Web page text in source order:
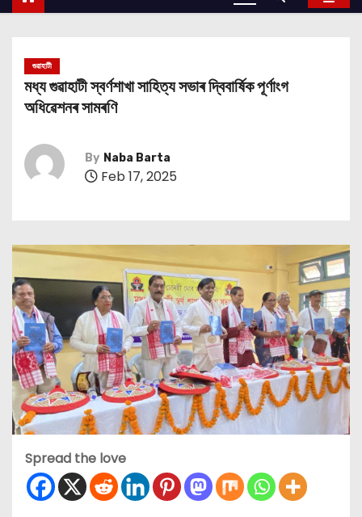
গুৱাহাটী
মধ্য গুৱাহাটী স্বর্ণশাখা সাহিত্য সভাৰ দ্বিবার্ষিক পূৰ্ণাংগ
অধিৱেশনৰ সামৰণি
By Naba Barta
Feb 17, 2025
Spread the love